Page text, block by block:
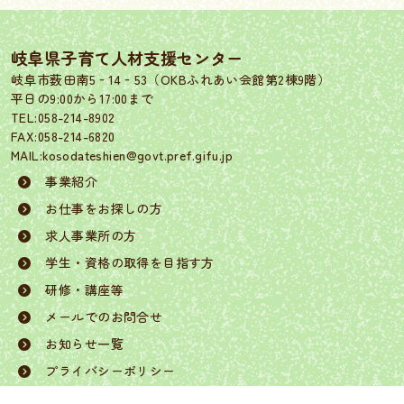
岐阜県子育て人材支援センター
岐阜市薮田南5‐14‐53（OKBふれあい会館第2棟9階）
平日の9:00から17:00まで
TEL:058-214-8902
FAX:058-214-6820
MAIL:kosodateshien@govt.pref.gifu.jp
事業紹介
お仕事をお探しの方
求人事業所の方
学生・資格の取得を目指す方
研修・講座等
メールでのお問合せ
お知らせ一覧
プライバシーポリシー